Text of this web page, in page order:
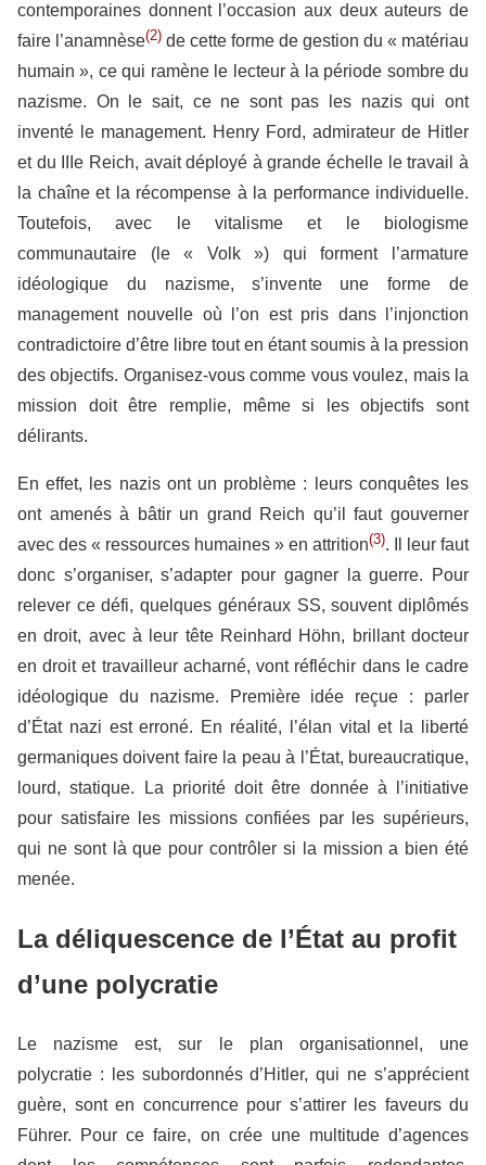
contemporaines donnent l’occasion aux deux auteurs de
faire l’anamnèse(2) de cette forme de gestion du « matériau
humain », ce qui ramène le lecteur à la période sombre du
nazisme. On le sait, ce ne sont pas les nazis qui ont
inventé le management. Henry Ford, admirateur de Hitler
et du IIIe Reich, avait déployé à grande échelle le travail à
la chaîne et la récompense à la performance individuelle.
Toutefois, avec le vitalisme et le biologisme
communautaire (le « Volk ») qui forment l’armature
idéologique du nazisme, s’invente une forme de
management nouvelle où l’on est pris dans l’injonction
contradictoire d’être libre tout en étant soumis à la pression
des objectifs. Organisez-vous comme vous voulez, mais la
mission doit être remplie, même si les objectifs sont
délirants.
En effet, les nazis ont un problème : leurs conquêtes les
ont amenés à bâtir un grand Reich qu’il faut gouverner
avec des « ressources humaines » en attrition(3). Il leur faut
donc s’organiser, s’adapter pour gagner la guerre. Pour
relever ce défi, quelques généraux SS, souvent diplômés
en droit, avec à leur tête Reinhard Höhn, brillant docteur
en droit et travailleur acharné, vont réfléchir dans le cadre
idéologique du nazisme. Première idée reçue : parler
d’État nazi est erroné. En réalité, l’élan vital et la liberté
germaniques doivent faire la peau à l’État, bureaucratique,
lourd, statique. La priorité doit être donnée à l’initiative
pour satisfaire les missions confiées par les supérieurs,
qui ne sont là que pour contrôler si la mission a bien été
menée.
La déliquescence de l’État au profit
d’une polycratie
Le nazisme est, sur le plan organisationnel, une
polycratie : les subordonnés d’Hitler, qui ne s’apprécient
guère, sont en concurrence pour s’attirer les faveurs du
Führer. Pour ce faire, on crée une multitude d’agences